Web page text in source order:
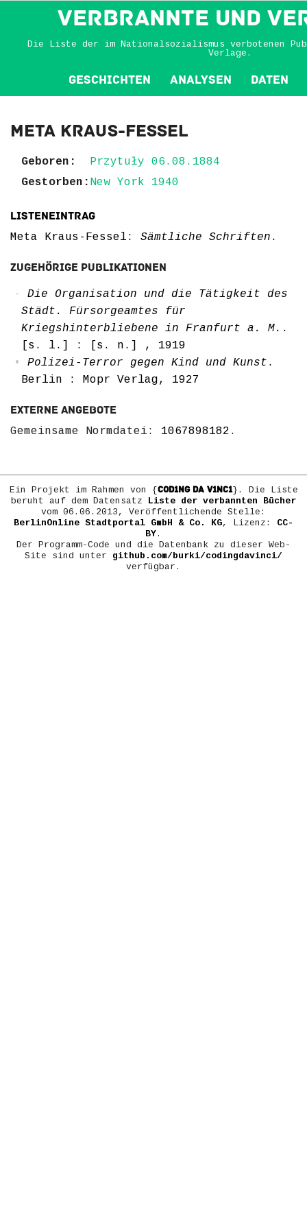
VERBRANNTE und
Die Liste der im Nationalsozialismus verbotenen
Verlage.
Geschichten Analysen Daten
Meta Kraus-Fessel
Geboren:
Przytuły 06.08.1884
Gestorben: New York 1940
Listeneintrag
Meta Kraus-Fessel: Sämtliche Schriften .
Zugehörige Publikationen
Die Organisation und die Tätigkeit des
Städt. Fürsorgeamtes für
Kriegshinterbliebene in Franfurt a. M. .
[s. l.] : [s. n.] , 1919
Polizei-Terror gegen Kind und Kunst .
Berlin : Mopr Verlag, 1927
Externe Angebote
Gemeinsame Normdatei: 1067898182 .
Ein Projekt im Rahmen von {COD1NG DA V1NC1}. Die Liste
beruht auf dem Datensatz
Liste der verbannten Bücher
vom 06.06.2013, Veröffentlichende Stelle:
BerlinOnline Stadtportal GmbH & Co. KG, Lizenz: CC-
BY.
Der Programm-Code und die Datenbank zu dieser Web-
Site sind unter github.com/burki/codingdavinci/
verfügbar.